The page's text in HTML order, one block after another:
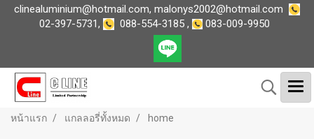
clinealuminium@hotmail.com, malonys2002@hotmail.com
02-397-5731, 088-554-3185, 083-009-9950
หน้าแรก แกลลอรี่ทั้งหมด home